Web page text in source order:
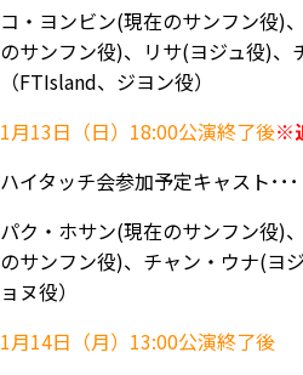
コ・ヨンビン(現在のサンフン役)
のサンフン役)、リサ(ヨジュ役)、
（FTIsland、ジヨン役）
1月13日（日）18:00公演終了後※
ハイタッチ会参加予定キャスト･･･
パク・ホサン(現在のサンフン役)
のサンフン役)、チャン・ウナ(ヨ
ョヌ役）
1月14日（月）13:00公演終了後